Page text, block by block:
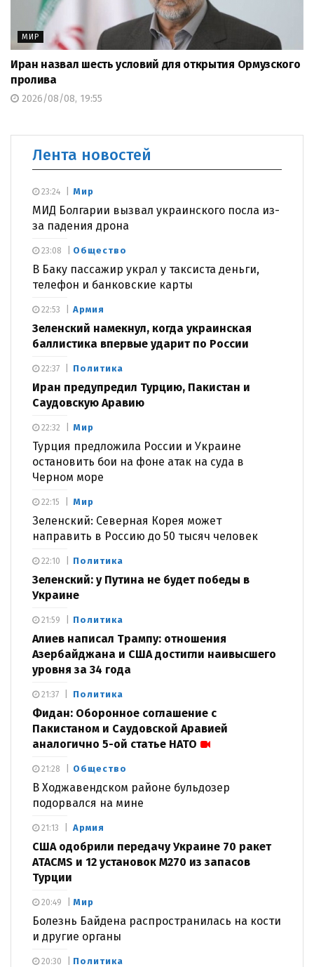
МИР
Иран назвал шесть условий для открытия Ормузского
пролива
2026/08/08, 19:55
Лента новостей
Мир
МИД Болгарии вызвал украинского посла из-
за падения дрона
23:24
Общество
В Баку пассажир украл у таксиста деньги,
телефон и банковские карты
23:08
Армия
Зеленский намекнул, когда украинская
баллистика впервые ударит по России
22:53
Политика
Иран предупредил Турцию, Пакистан и
Саудовскую Аравию
22:37
Мир
Турция предложила России и Украине
остановить бои на фоне атак на суда в
Черном море
22:32
Мир
Зеленский: Северная Корея может
направить в Россию до 50 тысяч человек
22:15
Политика
Зеленский: у Путина не будет победы в
Украине
22:10
Политика
Алиев написал Трампу: отношения
Азербайджана и США достигли наивысшего
уровня за 34 года
21:59
Политика
Фидан: Оборонное соглашение с
Пакистаном и Саудовской Аравией
аналогично 5-ой статье НАТО
21:37
Общество
В Ходжавендском районе бульдозер
подорвался на мине
21:28
Армия
США одобрили передачу Украине 70 ракет
ATACMS и 12 установок M270 из запасов
Турции
21:13
Мир
Болезнь Байдена распространилась на кости
и другие органы
20:49
Политика
20:30